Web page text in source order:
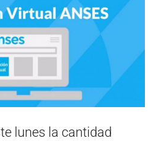
lunes la cantidad